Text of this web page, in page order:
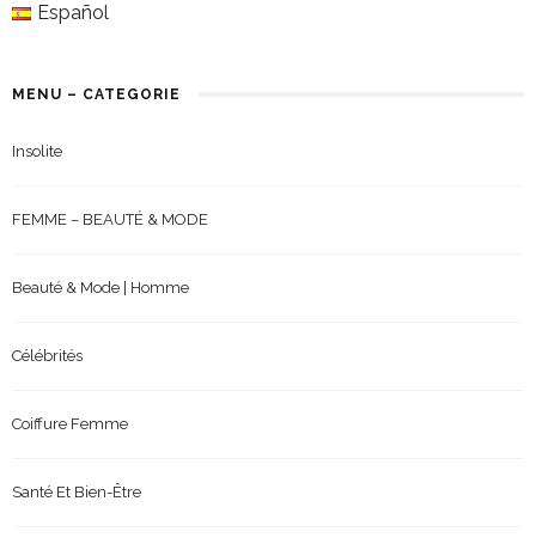
Español
MENU – CATEGORIE
Insolite
FEMME – BEAUTÉ & MODE
Beauté & Mode | Homme
Célébrités
Coiffure Femme
Santé Et Bien-Être